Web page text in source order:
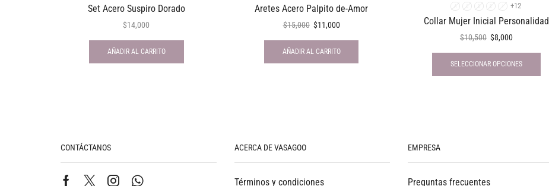
Set Acero Suspiro Dorado
$14,000
AÑADIR AL CARRITO
Aretes Acero Palpito de-Amor
$15,000 $11,000
AÑADIR AL CARRITO
A D +12
Collar Mujer Inicial Personalidad
$10,500 $8,000
SELECCIONAR OPCIONES
CONTÁCTANOS ACERCA DE VASAGOO
Términos y condiciones
EMPRESA
Preguntas frecuentes